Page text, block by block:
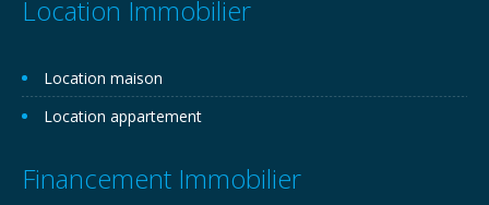
Location Immobilier
Location maison
Location appartement
Financement Immobilier